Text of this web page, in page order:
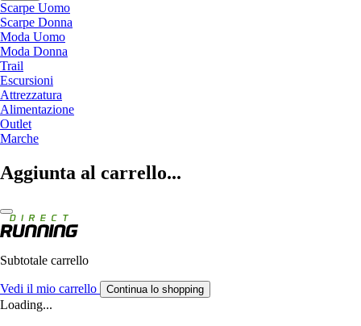
Scarpe Uomo
Scarpe Donna
Moda Uomo
Moda Donna
Trail
Escursioni
Attrezzatura
Alimentazione
Outlet
Marche
Aggiunta al carrello...
Subtotale carrello
Vedi il mio carrello Continua lo shopping
Loading...